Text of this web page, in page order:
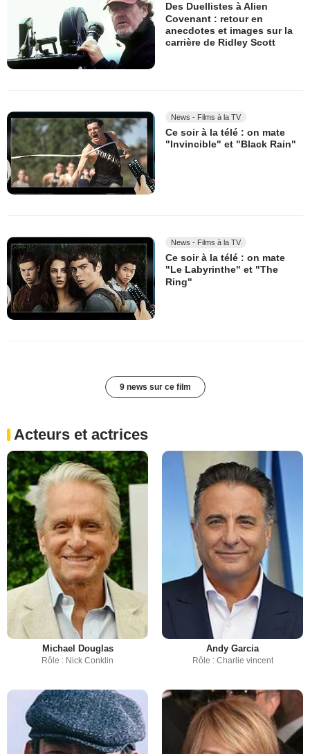
Des Duellistes à Alien
Covenant : retour en
anecdotes et images sur la
carrière de Ridley Scott
News - Films à la TV
Ce soir à la télé : on mate
"Invincible" et "Black Rain"
News - Films à la TV
Ce soir à la télé : on mate
"Le Labyrinthe" et "The
Ring"
9 news sur ce film
Acteurs et actrices
Michael Douglas
Rôle : Nick Conklin
Andy Garcia
Rôle : Charlie vincent